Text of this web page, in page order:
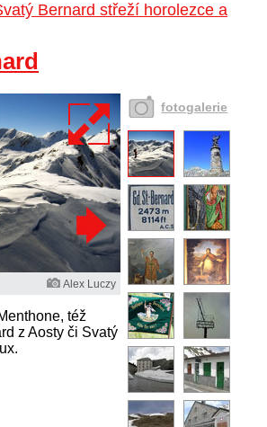
Bernard střeží horolezce a
Alex Luczy
též
z Aosty či Svatý
fotogalerie